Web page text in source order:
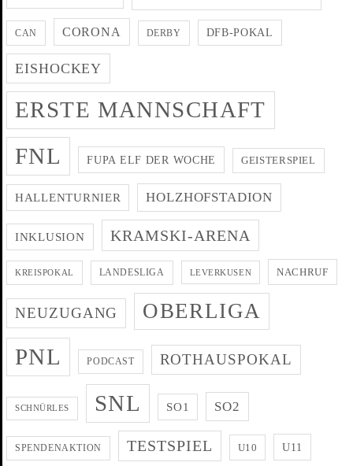
CAN CORONA DERBY DFB-POKAL
EISHOCKEY
ERSTE MANNSCHAFT
FNL FUPA ELF DER WOCHE GEISTERSPIEL
HALLENTURNIER HOLZHOFSTADION
INKLUSION KRAMSKI-ARENA
KREISPOKAL LANDESLIGA LEVERKUSEN NACHRUF
NEUZUGANG OBERLIGA
PNL PODCAST ROTHAUSPOKAL
SCHNÜRLES SNL SO1 SO2
SPENDENAKTION TESTSPIEL U10 U11